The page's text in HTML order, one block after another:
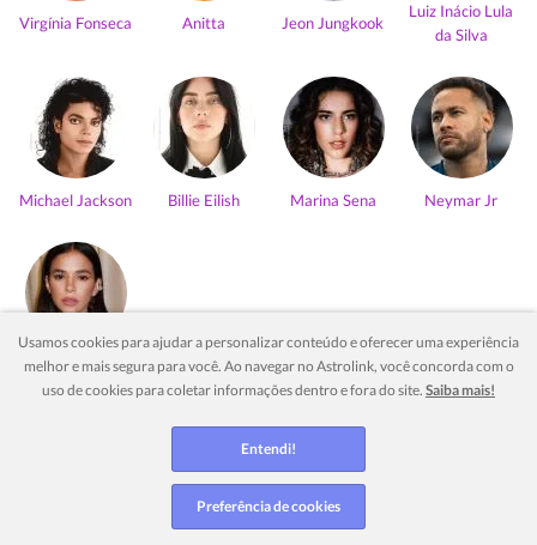
Virgínia Fonseca Anitta Jeon Jungkook
Luiz Inácio Lula
da Silva
Michael Jackson Billie Eilish Marina Sena Neymar Jr
Bruna
Marquezine
Ver mais
Usamos cookies para ajudar a personalizar conteúdo e oferecer uma experiência
melhor e mais segura para você. Ao navegar no Astrolink, você concorda com o
uso de cookies para coletar informações dentro e fora do site. Saiba mais!
Entendi!
Preferência de cookies